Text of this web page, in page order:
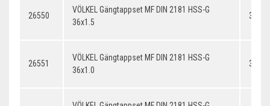
26550
VÖLKEL Gängtappset MF DIN 2181 HSS-G
36x1.5
26551
VÖLKEL Gängtappset MF DIN 2181 HSS-G
36x1.0